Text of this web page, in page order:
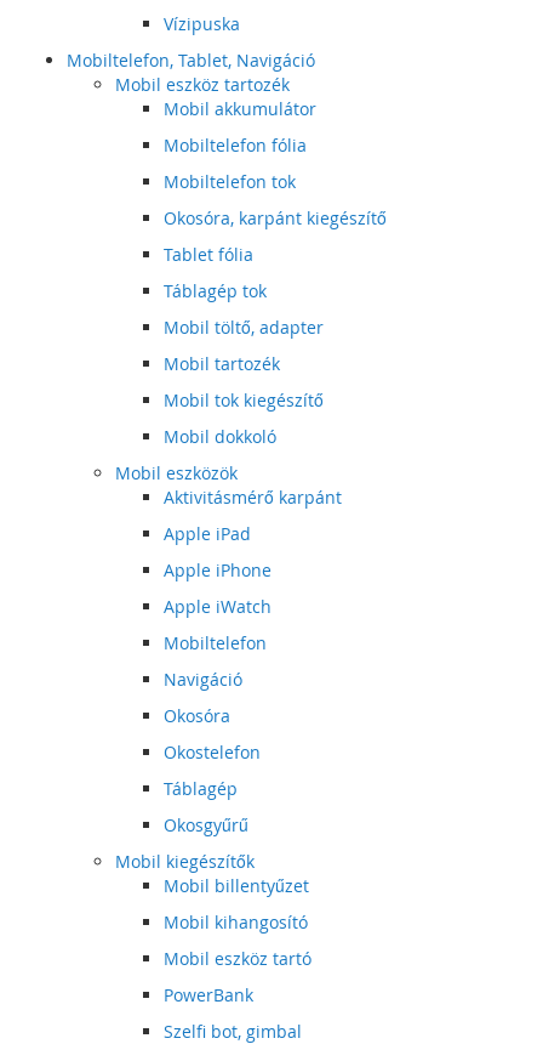
Vízipuska
Mobiltelefon, Tablet, Navigáció
Mobil eszköz tartozék
Mobil akkumulátor
Mobiltelefon fólia
Mobiltelefon tok
Okosóra, karpánt kiegészítő
Tablet fólia
Táblagép tok
Mobil töltő, adapter
Mobil tartozék
Mobil tok kiegészítő
Mobil dokkoló
Mobil eszközök
Aktivitásmérő karpánt
Apple iPad
Apple iPhone
Apple iWatch
Mobiltelefon
Navigáció
Okosóra
Okostelefon
Táblagép
Okosgyűrű
Mobil kiegészítők
Mobil billentyűzet
Mobil kihangosító
Mobil eszköz tartó
PowerBank
Szelfi bot, gimbal